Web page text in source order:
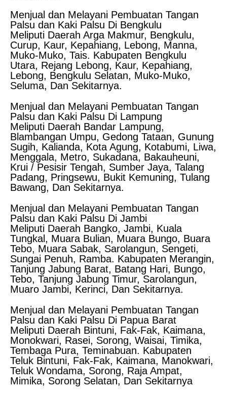
Menjual dan Melayani Pembuatan Tangan
Palsu dan Kaki Palsu Di Bengkulu
Meliputi Daerah Arga Makmur, Bengkulu,
Curup, Kaur, Kepahiang, Lebong, Manna,
Muko-Muko, Tais. Kabupaten Bengkulu
Utara, Rejang Lebong, Kaur, Kepahiang,
Lebong, Bengkulu Selatan, Muko-Muko,
Seluma, Dan Sekitarnya.
Menjual dan Melayani Pembuatan Tangan
Palsu dan Kaki Palsu Di Lampung
Meliputi Daerah Bandar Lampung,
Blambangan Umpu, Gedong Tataan, Gunung
Sugih, Kalianda, Kota Agung, Kotabumi, Liwa,
Menggala, Metro, Sukadana, Bakauheuni,
Krui / Pesisir Tengah, Sumber Jaya, Talang
Padang, Pringsewu, Bukit Kemuning, Tulang
Bawang, Dan Sekitarnya.
Menjual dan Melayani Pembuatan Tangan
Palsu dan Kaki Palsu Di Jambi
Meliputi Daerah Bangko, Jambi, Kuala
Tungkal, Muara Bulian, Muara Bungo, Buara
Tebo, Muara Sabak, Sarolangun, Sengeti,
Sungai Penuh, Ramba. Kabupaten Merangin,
Tanjung Jabung Barat, Batang Hari, Bungo,
Tebo, Tanjung Jabung Timur, Sarolangun,
Muaro Jambi, Kerinci, Dan Sekitarnya.
Menjual dan Melayani Pembuatan Tangan
Palsu dan Kaki Palsu Di Papua Barat
Meliputi Daerah Bintuni, Fak-Fak, Kaimana,
Monokwari, Rasei, Sorong, Waisai, Timika,
Tembaga Pura, Teminabuan. Kabupaten
Teluk Bintuni, Fak-Fak, Kaimana, Manokwari,
Teluk Wondama, Sorong, Raja Ampat,
Mimika, Sorong Selatan, Dan Sekitarnya